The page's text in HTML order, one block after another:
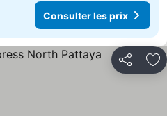
Consulter les prix
Partager